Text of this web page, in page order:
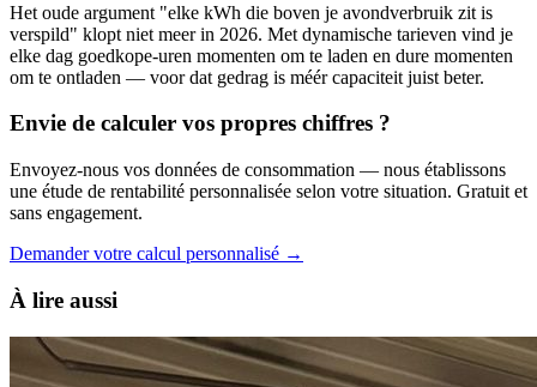
Het oude argument "elke kWh die boven je avondverbruik zit is
verspild" klopt niet meer in 2026. Met dynamische tarieven vind je
elke dag goedkope-uren momenten om te laden en dure momenten
om te ontladen — voor dat gedrag is méér capaciteit juist beter.
Envie de calculer vos propres chiffres ?
Envoyez-nous vos données de consommation — nous établissons
une étude de rentabilité personnalisée selon votre situation. Gratuit et
sans engagement.
Demander votre calcul personnalisé →
À lire aussi